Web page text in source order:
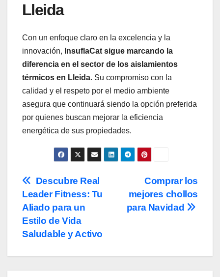
Lleida
Con un enfoque claro en la excelencia y la
innovación, InsuflaCat sigue marcando la
diferencia en el sector de los aislamientos
térmicos en Lleida. Su compromiso con la
calidad y el respeto por el medio ambiente
asegura que continuará siendo la opción preferida
por quienes buscan mejorar la eficiencia
energética de sus propiedades.
Navegación
de
entradas
Comprar los
mejores chollos
para Navidad
Descubre Real
Leader Fitness: Tu
Aliado para un
Estilo de Vida
Saludable y Activo